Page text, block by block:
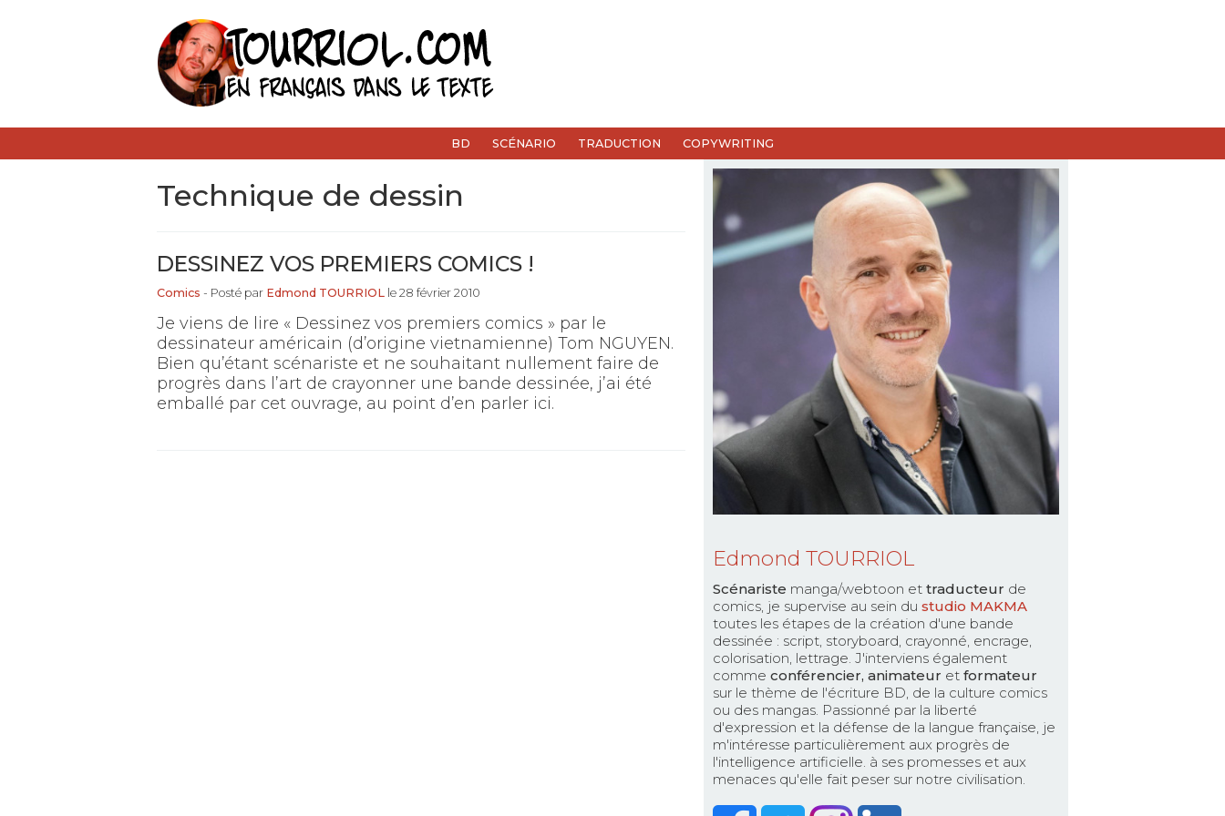
BD SCÉNARIO TRADUCTION COPYWRITING
technique de dessin
DESSINEZ VOS PREMIERS COMICS !
Comics - Posté par Edmond TOURRIOL le 28 février 2010
Je viens de lire « Dessinez vos premiers comics » par le
dessinateur américain (d’origine vietnamienne) Tom NGUYEN.
Bien qu’étant scénariste et ne souhaitant nullement faire de
progrès dans l’art de crayonner une bande dessinée, j’ai été
emballé par cet ouvrage, au point d’en parler ici.
Edmond TOURRIOL
Scénariste manga/webtoon et traducteur de
comics, je supervise au sein du studio MAKMA
toutes les étapes de la création d'une bande
dessinée : script, storyboard, crayonné, encrage,
colorisation, lettrage. J'interviens également
comme conférencier, animateur et formateur
sur le thème de l'écriture BD, de la culture comics
ou des mangas. Passionné par la liberté
d'expression et la défense de la langue française, je
m'intéresse particulièrement aux progrès de
l'intelligence artificielle. à ses promesses et aux
menaces qu'elle fait peser sur notre civilisation.